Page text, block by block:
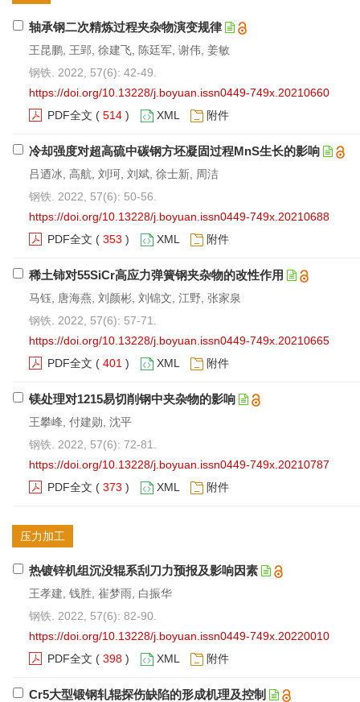
轴承钢二次精炼过程夹杂物演变规律
王昆鹏, 王郢, 徐建飞, 陈廷军, 谢伟, 姜敏
钢铁. 2022, 57(6): 42-49.
https://doi.org/10.13228/j.boyuan.issn0449-749x.20210660
PDF全文 ( 514 ) XML 附件
冷却强度对超高硫中碳钢方坯凝固过程MnS生长的影响
吕迺冰, 高航, 刘珂, 刘斌, 徐士新, 周洁
钢铁. 2022, 57(6): 50-56.
https://doi.org/10.13228/j.boyuan.issn0449-749x.20210688
PDF全文 ( 353 ) XML 附件
稀土铈对55SiCr高应力弹簧钢夹杂物的改性作用
马钰, 唐海燕, 刘颜彬, 刘锦文, 江野, 张家泉
钢铁. 2022, 57(6): 57-71.
https://doi.org/10.13228/j.boyuan.issn0449-749x.20210665
PDF全文 ( 401 ) XML 附件
镁处理对1215易切削钢中夹杂物的影响
王攀峰, 付建勋, 沈平
钢铁. 2022, 57(6): 72-81.
https://doi.org/10.13228/j.boyuan.issn0449-749x.20210787
PDF全文 ( 373 ) XML 附件
压力加工
热镀锌机组沉没辊系刮刀力预报及影响因素
王孝建, 钱胜, 崔梦雨, 白振华
钢铁. 2022, 57(6): 82-90.
https://doi.org/10.13228/j.boyuan.issn0449-749x.20220010
PDF全文 ( 398 ) XML 附件
Cr5大型锻钢轧辊探伤缺陷的形成机理及控制